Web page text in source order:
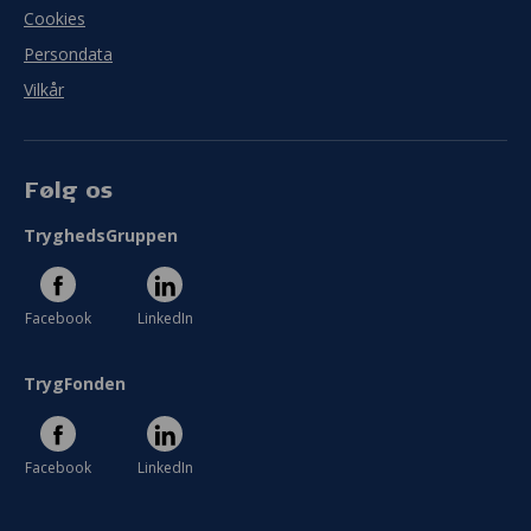
Cookies
Persondata
Vilkår
Følg os
TryghedsGruppen
Facebook LinkedIn
TrygFonden
Facebook LinkedIn